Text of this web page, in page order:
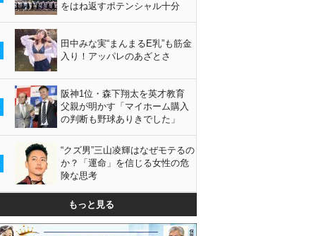
をはね返すポテンシャル十分
田中みな実“まんまるE乳”も筋金
入り！アッパレのあざとさ
阪神1位・森下翔太を英才教育
父親が明かす「マイホーム購入
の判断も野球ありきでした」
“クズ男”三山凌輝はなぜモテるの
か？「運命」を信じる女性の危
険な思考
もっと見る